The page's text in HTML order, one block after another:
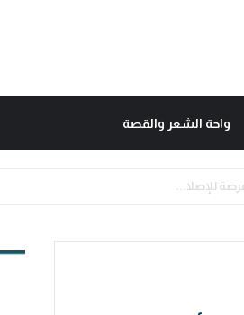
واحة الشعر والقصة
للإصلا...